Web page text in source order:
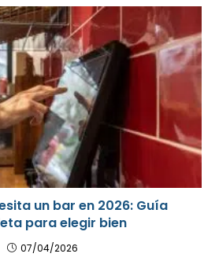
un bar en 2026: Guía
para elegir bien
07/04/2026